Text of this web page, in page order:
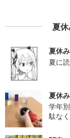
夏
夏休
夏に
夏休
学年
駄な